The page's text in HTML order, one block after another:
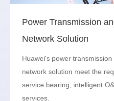
Power Transmission
Network Solution
Huawei's power
network solution meet the
service bearing, intelligent
services.